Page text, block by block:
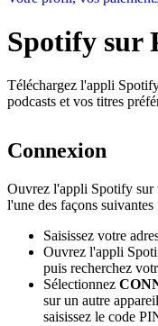
Spotify sur
Téléchargez l'appli
podcasts et vos titres
Connexion
Ouvrez l'appli Spotify sur
l'une des façons suivantes
Saisissez votre
Ouvrez l'appli
puis recherchez
Sélectionnez
sur un autre
saisissez le code